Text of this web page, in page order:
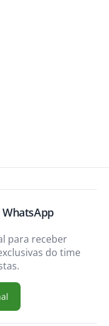
WhatsApp
para receber
do time